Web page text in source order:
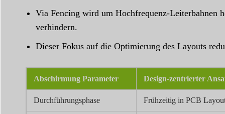
Via Fencing wird um Hochfrequenz-Leiterbahnen
verhindern.
Dieser Fokus auf die Optimierung des Layouts
Abschirmung Parameter Design-zentrierter
Durchführungsphase Frühzeitig in PCB